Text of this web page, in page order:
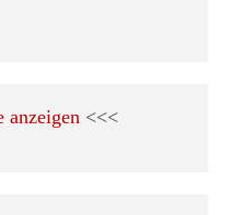
anzeigen <<<